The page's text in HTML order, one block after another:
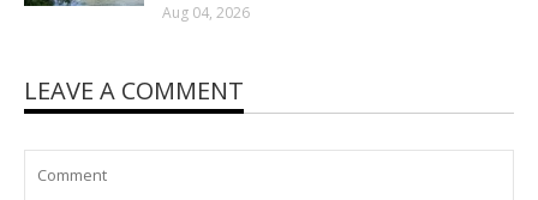
Aug 04, 2026
LEAVE A COMMENT